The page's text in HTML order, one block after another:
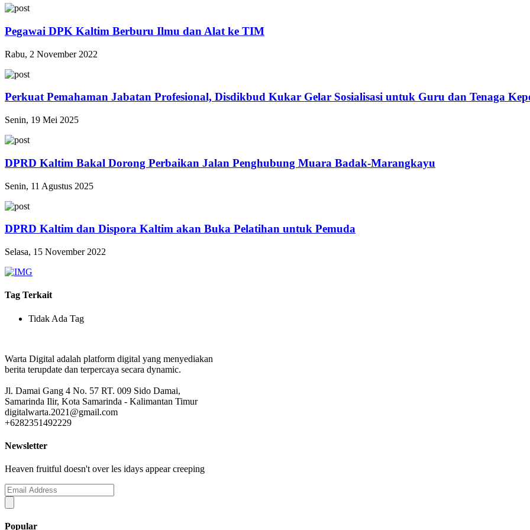
Pegawai DPK Kaltim Berburu Ilmu dan Alat ke TIM
Rabu, 2 November 2022
Perkuat Pemahaman Jabatan Profesional, Disdikbud Kukar Gelar Sosialisasi untuk Guru dan Tenaga
Senin, 19 Mei 2025
DPRD Kaltim Bakal Dorong Perbaikan Jalan Penghubung Muara Badak-Marangkayu
Senin, 11 Agustus 2025
DPRD Kaltim dan Dispora Kaltim akan Buka Pelatihan untuk Pemuda
Selasa, 15 November 2022
Tag Terkait
Tidak Ada Tag
Warta Digital adalah platform digital yang menyediakan
berita terupdate dan terpercaya secara dynamic.
Jl. Damai Gang 4 No. 57 RT. 009 Sido Damai,
Samarinda Ilir, Kota Samarinda - Kalimantan Timur
digitalwarta.2021@gmail.com
+6282351492229
Newsletter
Heaven fruitful doesn't over les idays appear creeping
Popular